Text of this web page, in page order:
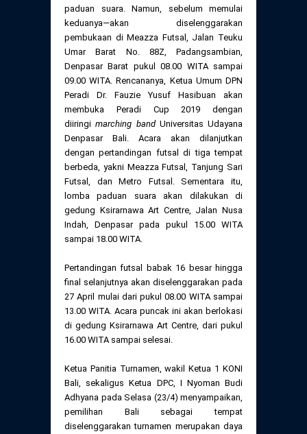
paduan suara. Namun, sebelum memulai
keduanya—akan diselenggarakan
pembukaan di Meazza Futsal, Jalan Teuku
Umar Barat No. 88Z, Padangsambian,
Denpasar Barat pukul 08.00 WITA sampai
09.00 WITA. Rencananya, Ketua Umum DPN
Peradi Dr. Fauzie Yusuf Hasibuan akan
membuka Peradi Cup 2019 dengan
diiringimarching band Universitas Udayana
Denpasar Bali. Acara akan dilanjutkan
dengan pertandingan futsal di tiga tempat
berbeda, yakni Meazza Futsal, Tanjung Sari
Futsal, dan Metro Futsal. Sementara itu,
lomba paduan suara akan dilakukan di
gedung Ksirarnawa Art Centre, Jalan Nusa
Indah, Denpasar pada pukul 15.00 WITA
sampai 18.00 WITA.
Pertandingan futsal babak 16 besar hingga
final selanjutnya akan diselenggarakan pada
27 April mulai dari pukul 08.00 WITA sampai
13.00 WITA. Acara puncak ini akan berlokasi
di gedung Ksirarnawa Art Centre, dari pukul
16.00 WITA sampai selesai.
Ketua Panitia Turnamen, wakil Ketua 1 KONI
Bali, sekaligus Ketua DPC, I Nyoman Budi
Adhyana pada Selasa (23/4) menyampaikan,
pemilihan Bali sebagai tempat
diselenggarakan turnamen merupakan daya